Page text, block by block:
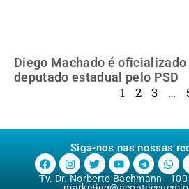
Diego Machado é
deputado estadual pelo PSD
1 2 3 …
Siga-nos nas nossas
Tv. Dr. Norberto Bachmann -